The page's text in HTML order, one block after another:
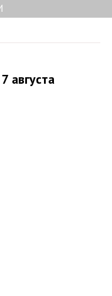
августа